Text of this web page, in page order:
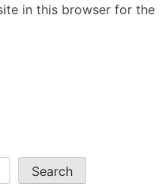
in this browser for the
Search